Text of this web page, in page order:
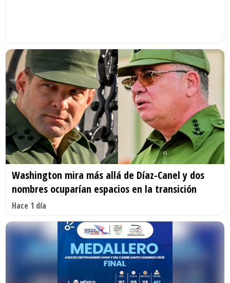
Washington mira más allá de Díaz-Canel y dos
nombres ocuparían espacios en la transición
Hace 1 día